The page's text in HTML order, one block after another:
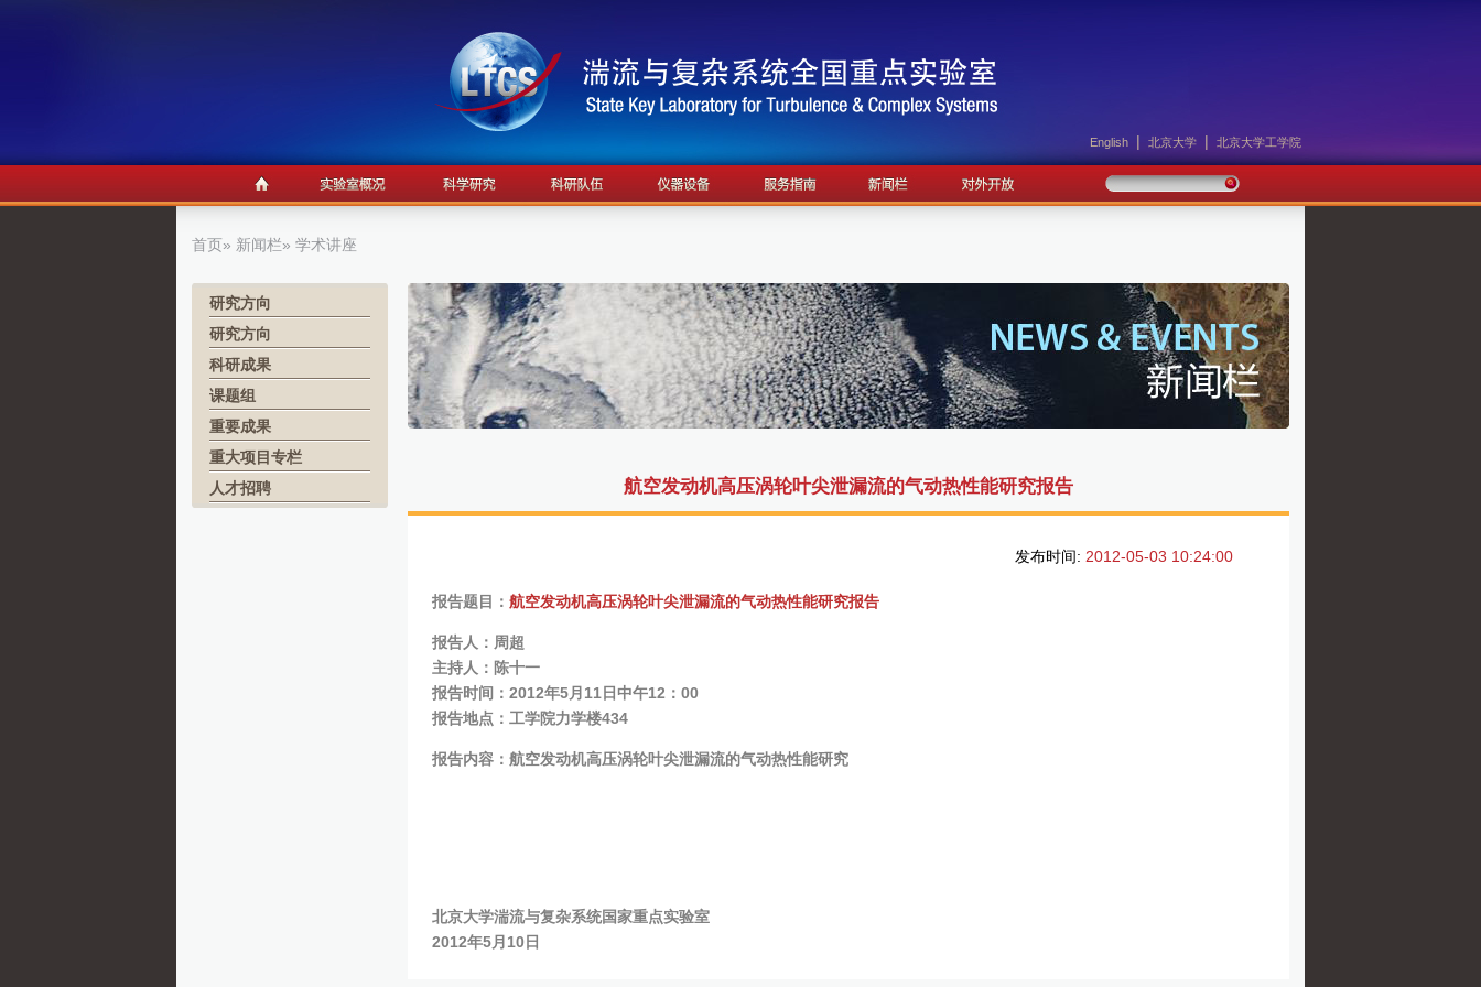
English | 北京大学 | 北京大学工学院
首页» 新闻栏» 学术讲座
研究方向
研究方向
科研成果
课题组
重要成果
重大项目专栏
人才招聘
航空发动机高压涡轮叶尖泄漏流的气动热性能研究报告
发布时间: 2012-05-03 10:24:00
报告题目： 航空发动机高压涡轮叶尖泄漏流的气动热性能研究报告
报告人：周超
主持人：陈十一
报告时间：2012年5月11日中午12：00
报告地点：工学院力学楼434
报告内容： 航空发动机高压涡轮叶尖泄漏流的气动热性能研究
北京大学湍流与复杂系统国家重点实验室
2012年5月10日